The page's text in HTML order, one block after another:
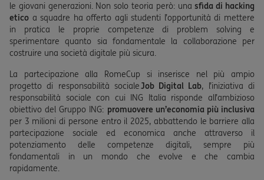
le giovani generazioni. Non solo teoria però: unasfida di hacking
etico a squadre ha offerto agli studenti l’opportunità di mettere
in pratica le proprie competenze di problem solving e
sperimentare quanto sia fondamentale la collaborazione per
costruire una società digitale più sicura.
La partecipazione alla RomeCup si inserisce nel più ampio
progetto di responsabilità socialeJob Digital Lab, l’iniziativa di
responsabilità sociale con cui ING Italia risponde all’ambizioso
obiettivo del Gruppo ING: promuovere un’economia più inclusiva
per 3 milioni di persone entro il 2025, abbattendo le barriere alla
partecipazione sociale ed economica anche attraverso il
potenziamento delle competenze digitali, sempre più
fondamentali in un mondo che evolve e che cambia
rapidamente.